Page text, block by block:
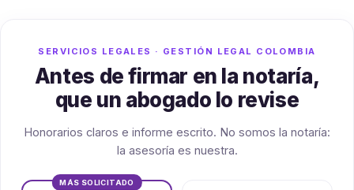
SERVICIOS LEGALES · GESTIÓN LEGAL COLOMBIA
Antes de firmar en la notaría,
que un abogado lo revise
Honorarios claros e informe escrito. No somos la notaría:
la asesoría es nuestra.
MÁS SOLICITADO